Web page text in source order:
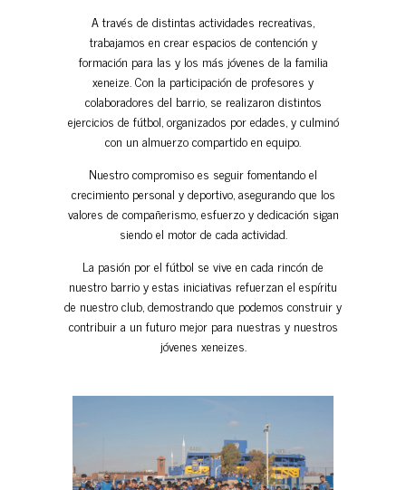
A través de distintas actividades recreativas,
trabajamos en crear espacios de contención y
formación para las y los más jóvenes de la familia
xeneize. Con la participación de profesores y
colaboradores del barrio, se realizaron distintos
ejercicios de fútbol, organizados por edades, y culminó
con un almuerzo compartido en equipo.
Nuestro compromiso es seguir fomentando el
crecimiento personal y deportivo, asegurando que los
valores de compañerismo, esfuerzo y dedicación sigan
siendo el motor de cada actividad.
La pasión por el fútbol se vive en cada rincón de
nuestro barrio y estas iniciativas refuerzan el espíritu
de nuestro club, demostrando que podemos construir y
contribuir a un futuro mejor para nuestras y nuestros
jóvenes xeneizes.